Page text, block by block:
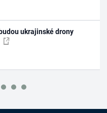
ukrajinské drony